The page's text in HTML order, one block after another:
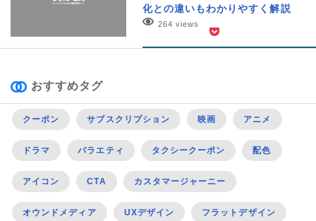
化との違いもわかりやすく解説
264 views
おすすめタグ
クーポン サブスクリプション 映画 アニメ
ドラマ バラエティ タクシークーポン 配色
アイコン CTA カスタマージャーニー
オウンドメディア UXデザイン フラットデザイン